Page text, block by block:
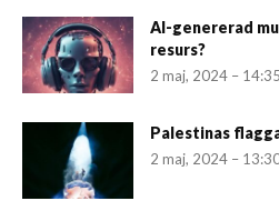
AI-genererad
resurs?
2 maj, 2024 – 14:35
Palestinas
2 maj, 2024 –